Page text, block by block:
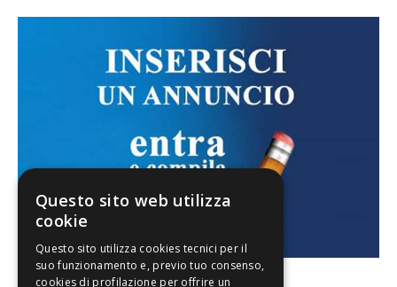
Questo sito web utilizza
cookie